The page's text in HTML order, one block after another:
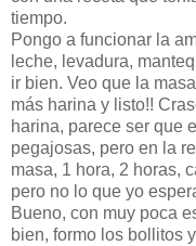
tiempo.
Pongo a funcionar la
leche, levadura,
ir bien. Veo que la
más harina y listo!!
harina, parece ser que
pegajosas, pero en la
masa, 1 hora, 2 horas,
pero no lo que yo
Bueno, con muy poca
bien, formo los bollitos